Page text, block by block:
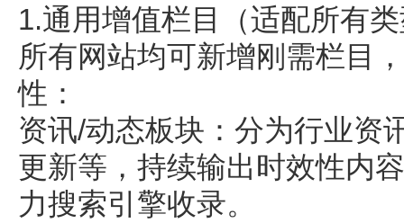
1.通用增值栏目（适配所有
所有网站均可新增刚需栏目
性：
资讯/动态板块：分为行业资
更新等，持续输出时效性内
力搜索引擎收录。